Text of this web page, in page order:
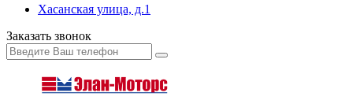
Хасанская улица, д.1
Заказать звонок